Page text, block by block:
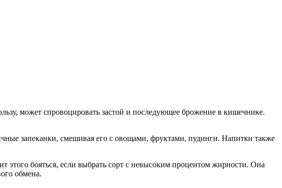
может спровоцировать застой и последующее брожение в кишечнике.
запеканки, смешивая его с овощами, фруктами, пудинги. Напитки также
этого бояться, если выбрать сорт с невысоким процентом жирности. Она
обмена.